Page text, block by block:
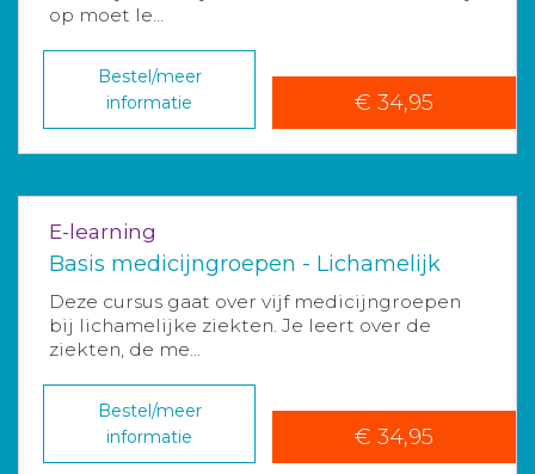
op moet le...
Bestel/meer
informatie
€ 34,95
E-learning
Basis medicijngroepen - Lichamelijk
Deze cursus gaat over vijf medicijngroepen
bij lichamelijke ziekten. Je leert over de
ziekten, de me...
Bestel/meer
informatie
€ 34,95